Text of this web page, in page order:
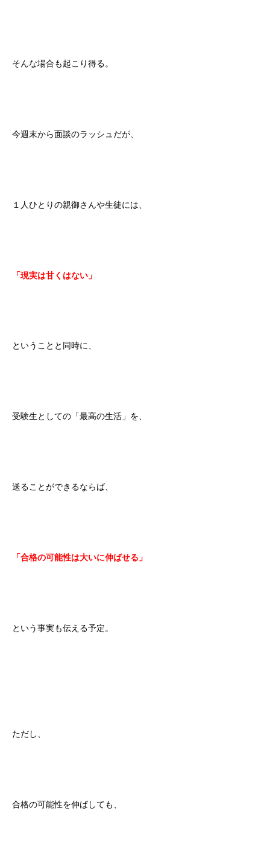
そんな場合も起こり得る。
今週末から面談のラッシュだが、
１人ひとりの親御さんや生徒には、
「現実は甘くはない」
ということと同時に、
受験生としての「最高の生活」を、
送ることができるならば、
「合格の可能性は大いに伸ばせる」
という事実も伝える予定。
ただし、
合格の可能性を伸ばしても、